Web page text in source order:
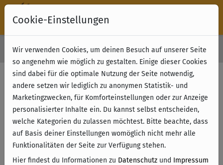
Kostenloser Versand & Retoure ab 49 € (innerhalb Deutschlands)
Cookie-Einstellungen
Wir verwenden Cookies, um deinen Besuch auf unserer Seite
so angenehm wie möglich zu gestalten. Einige dieser Cookies
sind dabei für die optimale Nutzung der Seite notwendig,
andere setzen wir lediglich zu anonymen Statistik- und
Marketingzwecken, für Komforteinstellungen oder zur Anzeige
personalisierter Inhalte ein. Du kannst selbst entscheiden,
welche Kategorien du zulassen möchtest. Bitte beachte, dass
auf Basis deiner Einstellungen womöglich nicht mehr alle
Funktionalitäten der Seite zur Verfügung stehen.
Hier findest du Informationen zu Datenschutz und Impressum